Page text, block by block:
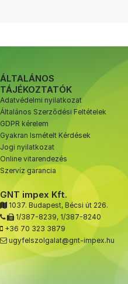
ÁLTALÁNOS
TÁJÉKOZTATÓK
Adatvédelmi nyilatkozat
Általános Szerződési Feltételek
GDPR kérelem
Gyakran Ismételt Kérdések
Jogi nyilatkozat
Online vitarendezés
Szervíz garancia
GNT impex Kft.
1037. Budapest, Bécsi út 226.
1/387-8239, 1/387-8240
+36 70 323 3879
ugyfelszolgalat@gnt-impex.hu